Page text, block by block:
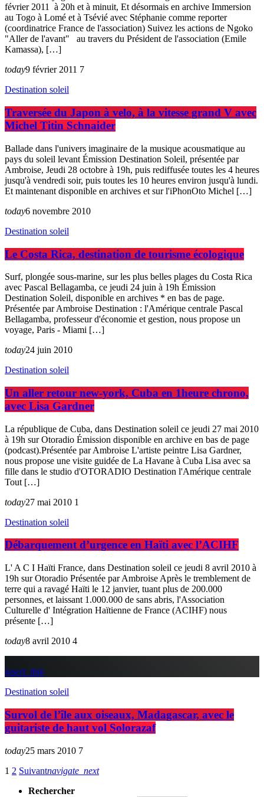
février 2011 à 20h et à minuit, Et désormais en archive Immersion
au Togo à Lomé et à Tsévié avec Stéphanie comme reporter
(coordinatrice France de l'association) Suivez les actions de Ngoko
"Aller de l'avant" au travers du Président de l'association (Emile
Kamassa), […]
today9 février 2011 7
Destination soleil
Traversée du Japon à velo, à la vitesse grand V avec
Michel Titin Schnaider
Ballade dans l'univers imaginaire de la musique acousmatique au
pays du soleil levant Émission Destination Soleil, présentée par
Ambroise, Jeudi 28 octobre à 19h, puis rediffusée toutes les 4 heures
jusqu'à vendredi soir, puis toutes les 10 heures environ jusqu'à lundi.
Et maintenant disponible en archives et sur l'iPhonOto Michel […]
today6 novembre 2010
Destination soleil
Le Costa Rica, destination de tourisme écologique
Surf, plongée sous-marine, sur les plus belles plages du Costa Rica
avec Pascal Bellagamba, ce jeudi 24 juin à 19h Émission
Destination Soleil, disponible en archives * en bas de page.
Présentée par Ambroise Destination : l'Amérique centrale Pascal
Bellagamba, professeur d'économie et gestion, nous propose un
voyage, Paris - Miami […]
today24 juin 2010
Destination soleil
Un aller retour new-york, Cuba en 1heure chrono,
avec Lisa Gardner
La république de Cuba, dans Destination soleil ce jeudi 27 mai 2010
à 19h sur Otoradio Émission disponible en archive en bas de page
(podcast).Présentée par Ambroise L'artiste peintre Lisa Gardner,
nous propose une visite guidée de La Havane à Cuba Lisa avec sa
fille dans le studio d'OTORADIO Destination l'Amérique centrale
Tout […]
today27 mai 2010 1
Destination soleil
Débarquement d’urgence en Haïti avec l’ACIHF
L' A C I Haïti France, dans Destination soleil ce jeudi 8 avril 2010 à
19h sur Otoradio Présentée par Ambroise Après le tremblement de
terre qui a ravagé Haïti le 12 janvier, tuant plus de 200.000
personnes, et laissant 1.000.000 de sans abris, l'Association
Culturelle d' Intégration Haïtienne de France (ACIHF) nous
présente […]
today8 avril 2010 4
insert_link
Destination soleil
Survol de l’île aux oiseaux, Madagascar, avec le
guitariste de haut vol Solorazaf
today25 mars 2010 7
1 2 Suivantnavigate_next
Rechercher